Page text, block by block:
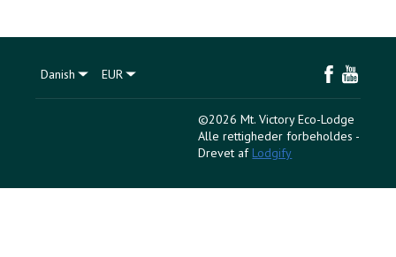
Danish EUR
©2026 Mt. Victory Eco-Lodge
Alle rettigheder forbeholdes -
Drevet af Lodgify